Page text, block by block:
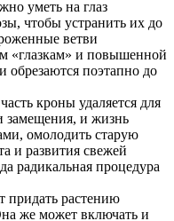
уметь на глаз
чтобы устранить их до
ветви
«глазкам» и повышенной
обрезаются поэтапно до
кроны удаляется для
замещения, и жизнь
омолодить старую
и развития свежей
радикальная процедура
придать растению
же может включать и